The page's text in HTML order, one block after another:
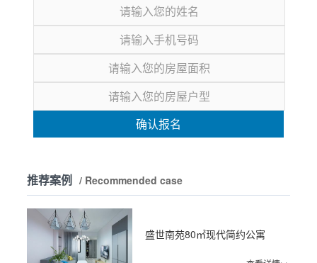
确认报名
推荐案例 / Recommended case
盛世南苑80㎡现代简约公寓